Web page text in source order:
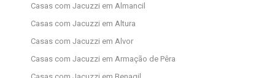
Casas com Jacuzzi em Almancil
Casas com Jacuzzi em Altura
Casas com Jacuzzi em Alvor
Casas com Jacuzzi em Armação de Pêra